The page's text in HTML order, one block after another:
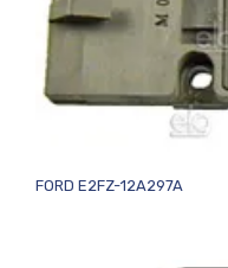
FORD E2FZ-12A297A